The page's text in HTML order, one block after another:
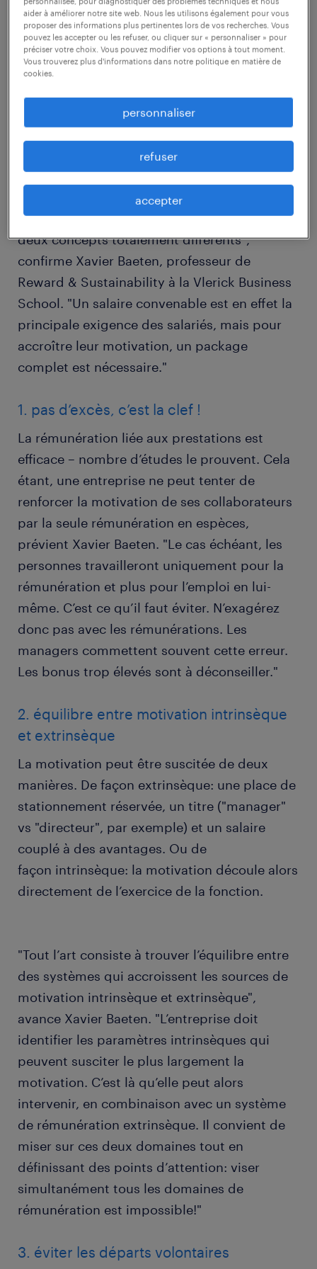
Sustainability à la Vlerick Business School
Salaire et avantages représentent le facteur
travailler pour un employeur, si l’on en croit
On aurait tort cependant de confondre "choix
de l’employeur" et "motivation". "Il s’agit de
deux concepts totalement différents",
confirme Xavier Baeten, professeur de
Reward & Sustainability à la Vlerick Business
School. "Un salaire convenable est en effet la
principale exigence des salariés, mais pour
accroître leur motivation, un package
complet est nécessaire."
1. pas d’excès, c’est la clef !
La rémunération liée aux prestations est
efficace – nombre d’études le prouvent. Cela
étant, une entreprise ne peut tenter de
renforcer la motivation de ses collaborateurs
par la seule rémunération en espèces,
prévient Xavier Baeten. "Le cas échéant, les
personnes travailleront uniquement pour la
rémunération et plus pour l’emploi en lui-
même. C’est ce qu’il faut éviter. N’exagérez
donc pas avec les rémunérations. Les
managers commettent souvent cette erreur.
Les bonus trop élevés sont à déconseiller."
2. équilibre entre motivation intrinsèque
et extrinsèque
La motivation peut être suscitée de deux
manières. De façon extrinsèque: une place de
stationnement réservée, un titre ("manager"
vs "directeur", par exemple) et un salaire
couplé à des avantages. Ou de
façon intrinsèque: la motivation découle alors
directement de l’exercice de la fonction.
"Tout l’art consiste à trouver l’équilibre entre
des systèmes qui accroissent les sources de
motivation intrinsèque et extrinsèque",
avance Xavier Baeten. "L’entreprise doit
identifier les paramètres intrinsèques qui
peuvent susciter le plus largement la
motivation. C’est là qu’elle peut alors
intervenir, en combinaison avec un système
de rémunération extrinsèque. Il convient de
miser sur ces deux domaines tout en
définissant des points d’attention: viser
simultanément tous les domaines de
rémunération est impossible!"
3. éviter les départs volontaires
aider à améliorer notre site web. Nous les utilisons également pour vous
proposer des informations plus pertinentes lors de vos recherches. Vous
pouvez les accepter ou les refuser, ou cliquer sur « personnaliser » pour
préciser votre choix. Vous pouvez modifier vos options à tout moment.
Vous trouverez plus d'informations dans notre politique en matière de
cookies.
personnaliser
refuser
accepter